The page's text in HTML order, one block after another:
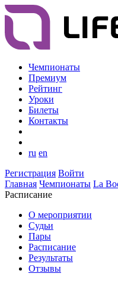
Чемпионаты
Премиум
Рейтинг
Уроки
Билеты
Контакты
ru en
Регистрация Войти
Главная Чемпионаты La
Расписание
О мероприятии
Судьи
Пары
Расписание
Результаты
Отзывы